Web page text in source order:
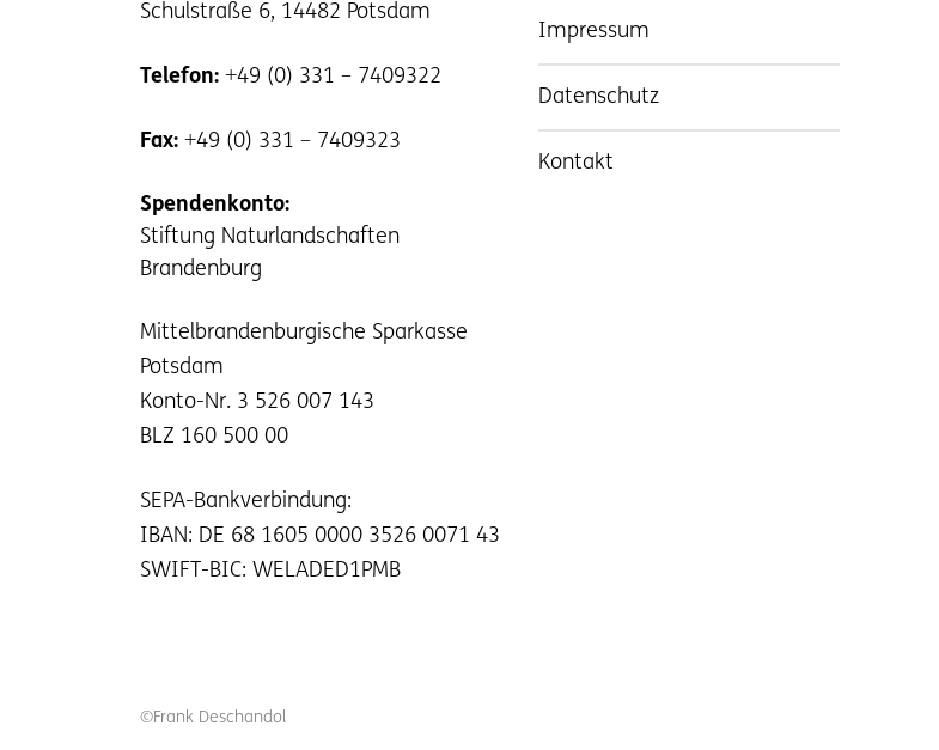
Schulstraße 6, 14482 Potsdam
Telefon: +49 (0) 331 – 7409322
Fax: +49 (0) 331 – 7409323
Spendenkonto:
Stiftung Naturlandschaften
Brandenburg
Mittelbrandenburgische Sparkasse
Potsdam
Konto-Nr. 3 526 007 143
BLZ 160 500 00
SEPA-Bankverbindung:
IBAN: DE 68 1605 0000 3526 0071 43
SWIFT-BIC: WELADED1PMB
Impressum
Datenschutz
Kontakt
©Frank Deschandol